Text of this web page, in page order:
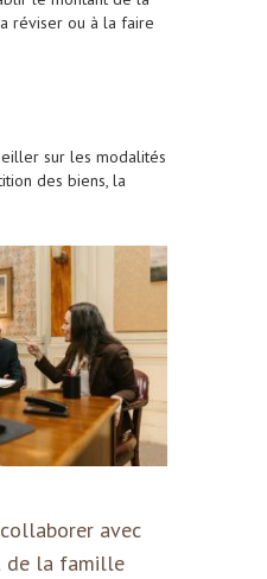
réviser ou à la faire
sur les modalités
des biens, la
avec
de la famille